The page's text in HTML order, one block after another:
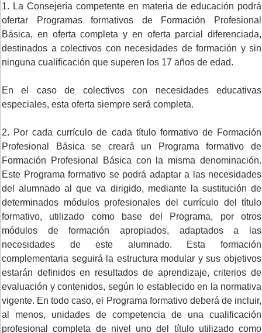
1. La Consejería competente en materia de educación podrá
ofertar Programas formativos de Formación Profesional
Básica, en oferta completa y en oferta parcial diferenciada,
destinados a colectivos con necesidades de formación y sin
ninguna cualificación que superen los 17 años de edad.
En el caso de colectivos con necesidades educativas
especiales, esta oferta siempre será completa.
2. Por cada currículo de cada título formativo de Formación
Profesional Básica se creará un Programa formativo de
Formación Profesional Básica con la misma denominación.
Este Programa formativo se podrá adaptar a las necesidades
del alumnado al que va dirigido, mediante la sustitución de
determinados módulos profesionales del currículo del título
formativo, utilizado como base del Programa, por otros
módulos de formación apropiados, adaptados a las
necesidades de este alumnado. Esta formación
complementaria seguirá la estructura modular y sus objetivos
estarán definidos en resultados de aprendizaje, criterios de
evaluación y contenidos, según lo establecido en la normativa
vigente. En todo caso, el Programa formativo deberá de incluir,
al menos, unidades de competencia de una cualificación
profesional completa de nivel uno del título utilizado como